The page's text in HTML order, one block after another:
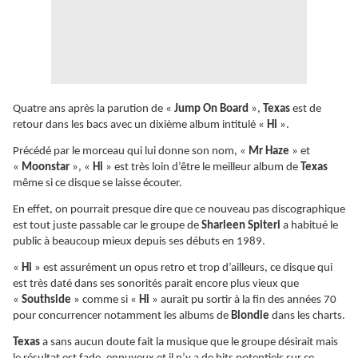
Quatre ans après la parution de « Jump On Board », Texas est de
retour dans les bacs avec un dixième album intitulé « Hi ».
Précédé par le morceau qui lui donne son nom, « Mr Haze » et
« Moonstar », « Hi » est très loin d’être le meilleur album de Texas
même si ce disque se laisse écouter.
En effet, on pourrait presque dire que ce nouveau pas discographique
est tout juste passable car le groupe de Sharleen Spiteri a habitué le
public à beaucoup mieux depuis ses débuts en 1989.
« Hi » est assurément un opus retro et trop d’ailleurs, ce disque qui
est très daté dans ses sonorités parait encore plus vieux que
« Southside » comme si « Hi » aurait pu sortir à la fin des années 70
pour concurrencer notamment les albums de Blondie dans les charts.
Texas a sans aucun doute fait la musique que le groupe désirait mais